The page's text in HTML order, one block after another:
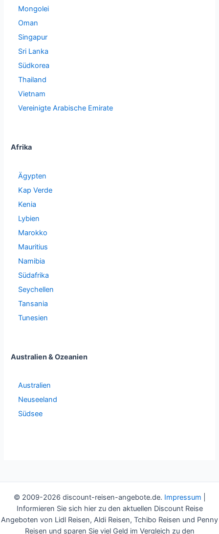
Mongolei
Oman
Singapur
Sri Lanka
Südkorea
Thailand
Vietnam
Vereinigte Arabische Emirate
Afrika
Ägypten
Kap Verde
Kenia
Lybien
Marokko
Mauritius
Namibia
Südafrika
Seychellen
Tansania
Tunesien
Australien & Ozeanien
Australien
Neuseeland
Südsee
© 2009-2026 discount-reisen-angebote.de. Impressum
Informieren Sie sich hier zu den aktuellen Discount Reise
Angeboten von Lidl Reisen, Aldi Reisen, Tchibo Reisen und Penny
Reisen und sparen Sie viel Geld im Vergleich zu den